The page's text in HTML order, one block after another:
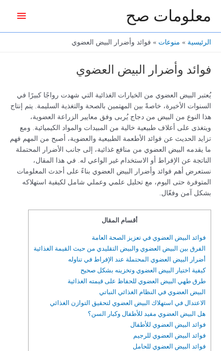
معلومات صح
الرئيسية منوعات فوائد وأضرار البيض العضوي
فوائد وأضرار البيض العضوي
يُعتبر البيض العضوي من الخيارات الغذائية التي شهدت رواجًا كبيرًا في
السنوات الأخيرة، خاصةً بين المهتمين بالصحة والتغذية السليمة. يتم إنتاج
هذا النوع من البيض من دجاج يُربى وفق معايير الزراعة العضوية،
ويتغذى على أعلاف طبيعية خالية من المبيدات والمواد الكيميائية. ومع
تزايد الحديث عن فوائد الأطعمة الطبيعية والعضوية، أصبح من المهم فهم
ما يقدمه البيض العضوي من منافع غذائية، إلى جانب الأضرار المحتملة
الناتجة عن الإفراط أو الاستخدام غير الواعي له. في هذا المقال،
نستعرض أهم فوائد وأضرار البيض العضوي بناءً على أحدث المعلومات
المتوفرة حتى اليوم، مع تحليل علمي وعملي شامل لكيفية استهلاكه
بشكل آمن وفعّال.
أقسام المقال
فوائد البيض العضوي في تعزيز الصحة العامة
الفرق بين البيض العضوي والبيض التقليدي من حيث القيمة الغذائية
أضرار البيض العضوي المحتملة عند الإفراط في تناوله
كيفية اختيار البيض العضوي وتخزينه بشكل صحيح
طرق طهي البيض العضوي للحفاظ على قيمته الغذائية
البيض العضوي في النظام الغذائي النباتي
الاعتدال في استهلاك البيض العضوي لتحقيق التوازن الغذائي
هل البيض العضوي مفيد للأطفال وكبار السن؟
فوائد البيض العضوي للأطفال
فوائد البيض العضوي للرجيم
فوائد البيض العضوي للحامل